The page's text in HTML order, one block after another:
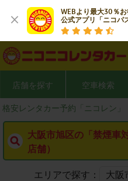
WEBより最大30％お
公式アプリ「ニコパ
店舗を探す 空車検索
格安レンタカー予約「ニコレン」
大阪市旭区の「禁煙車
店舗）
エリアで探す：